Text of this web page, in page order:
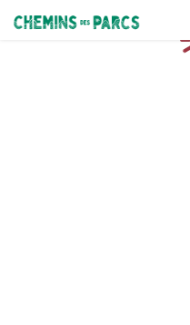
Chemins des Parcs